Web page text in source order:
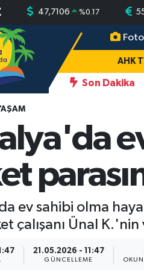
47,7106 %0.17
AHK
Son Dakika
cenazesi gözyaşlarıyla alındı:
ev sahibi olma
çalışanı Ünal
21.05.2026 - 11:47
GÜNCELLEME
Haritası
ve Fikstür